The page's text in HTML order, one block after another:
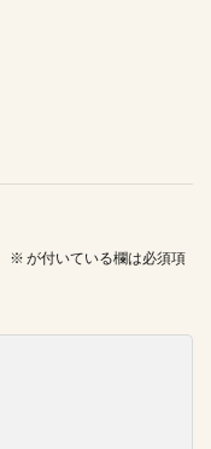
※ が付いている欄は必須項